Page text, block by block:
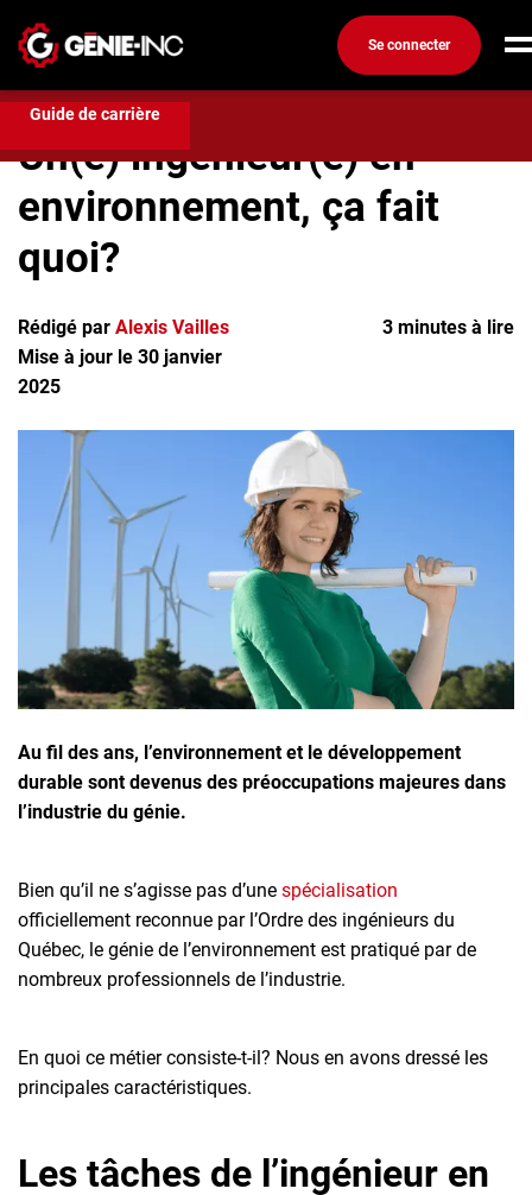
Se connecter
Connexion
Créez un compte
Emplois
Recherchez un emploi
Ma boîte à outils
Conseils carrière
Métiers
Info génie
Nos chroniques
Inscrivez-vous à l'infolettre
Employeurs
Publiez une offre d'emploi
Guide de carrière
Développement de Carrière
Un(e) ingénieur(e) en
environnement, ça fait quoi?
Un(e) ingénieur(e) en
environnement, ça fait
quoi?
Rédigé par Alexis Vailles
Mise à jour le 30 janvier
2025
3 minutes à lire
Au fil des ans, l’environnement et le développement
durable sont devenus des préoccupations majeures dans
l’industrie du génie.
Bien qu’il ne s’agisse pas d’une spécialisation
officiellement reconnue par l’Ordre des ingénieurs du
Québec, le génie de l’environnement est pratiqué par de
nombreux professionnels de l’industrie.
En quoi ce métier consiste-t-il? Nous en avons dressé les
principales caractéristiques.
Les tâches de l’ingénieur en